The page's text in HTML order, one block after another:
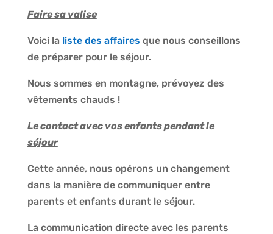
Faire sa valise
Voici la liste des affaires que nous conseillons
de préparer pour le séjour.
Nous sommes en montagne, prévoyez des
vêtements chauds !
Le contact avec vos enfants pendant le
séjour
Cette année, nous opérons un changement
dans la manière de communiquer entre
parents et enfants durant le séjour.
La communication directe avec les parents